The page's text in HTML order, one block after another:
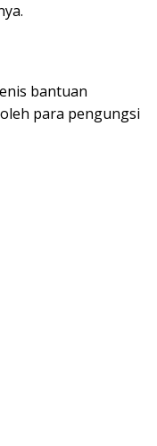
bantuan
para pengungsi